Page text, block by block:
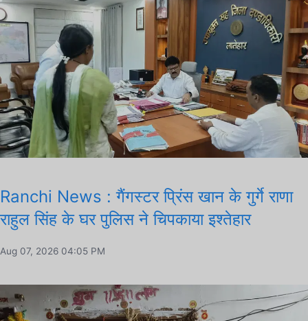
Ranchi News : गैंगस्टर प्रिंस खान के गुर्गे राणा
राहुल सिंह के घर पुलिस ने चिपकाया इश्तेहार
Aug 07, 2026 04:05 PM